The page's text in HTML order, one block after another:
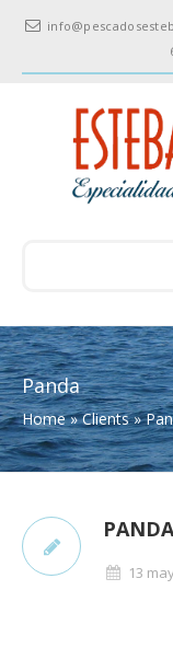
Panda
Home »Clients»
PANDA
13